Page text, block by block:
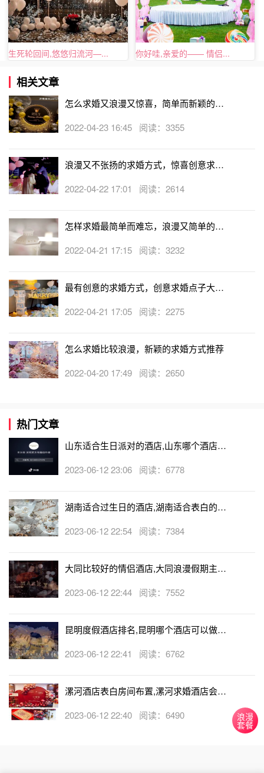
现在女生都喜欢什么求婚方式五
在海边求婚也是一种不错的选择，你可以借着旅游的理由叫
上你们的朋友，提前和小伙伴们在海边做好各种求婚准备，
准备工作都做好之后就把女朋友叫过来，给她一个大惊喜。
当你捧着鲜花和戒指向她走去的时候，小伙伴们就开始放烟
都会被感动吧。
以上就是宁德
么求婚方式，希望喜欢！
生死轮回间,悠悠归流河—... 你好哇,亲爱的—— 情侣...
相关文章
怎么求婚又浪漫又惊喜，简单而新颖的求
2022-04-23 16:45 阅读：3355
浪漫又不张扬的求婚方式，惊喜创意求婚
2022-04-22 17:01 阅读：2614
怎样求婚最简单而难忘，浪漫又简单的求
2022-04-21 17:15 阅读：3232
最有创意的求婚方式，创意求婚点子大集
2022-04-21 17:05 阅读：2275
怎么求婚比较浪漫，新颖的求婚方式推荐
2022-04-20 17:49 阅读：2650
热门文章
山东适合生日派对的酒店,山东哪个酒店有
2023-06-12 23:06 阅读：6778
湖南适合过生日的酒店,湖南适合表白的酒
2023-06-12 22:54 阅读：7384
大同比较好的情侣酒店,大同浪漫假期主题
2023-06-12 22:44 阅读：7552
昆明度假酒店排名,昆明哪个酒店可以做求
2023-06-12 22:41 阅读：6762
漯河酒店表白房间布置,漯河求婚酒店会帮
2023-06-12 22:40 阅读：6490 浪漫
套餐